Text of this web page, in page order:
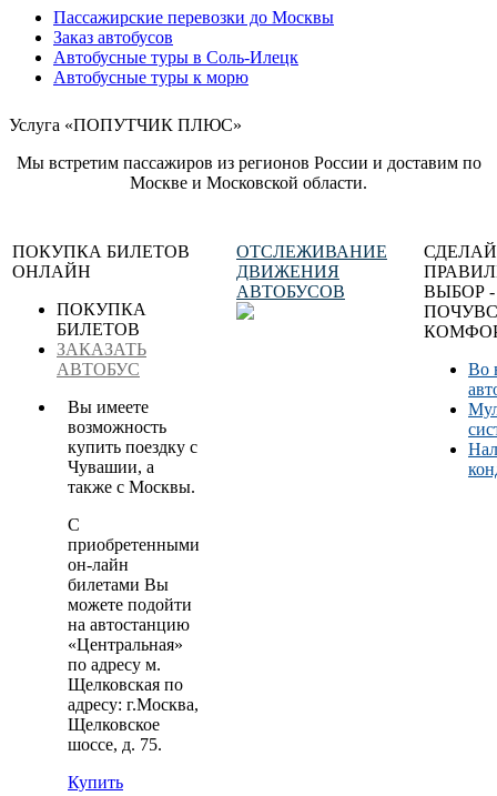
Пассажирские перевозки до Москвы
Заказ автобусов
Автобусные туры в Соль-Илецк
Автобусные туры к морю
Услуга «ПОПУТЧИК ПЛЮС»
Мы встретим пассажиров из регионов России и доставим по
Москве и Московской области.
ПОКУПКА БИЛЕТОВ
ОНЛАЙН
ПОКУПКА
БИЛЕТОВ
ЗАКАЗАТЬ
АВТОБУС
Вы имеете
возможность
купить поездку с
Чувашии, а
также с Москвы.
С
приобретенными
он-лайн
билетами Вы
можете подойти
на автостанцию
«Центральная»
по адресу м.
Щелковская по
адресу: г.Москва,
Щелковское
шоссе, д. 75.
Купить
ОТСЛЕЖИВАНИЕ
ДВИЖЕНИЯ
АВТОБУСОВ
ВЫБОР -
Во